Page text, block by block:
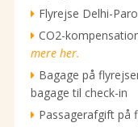
Flyrejse Delhi-
CO2-
mere her.
Bagage på
bagage til check-in
Passagerafgift på